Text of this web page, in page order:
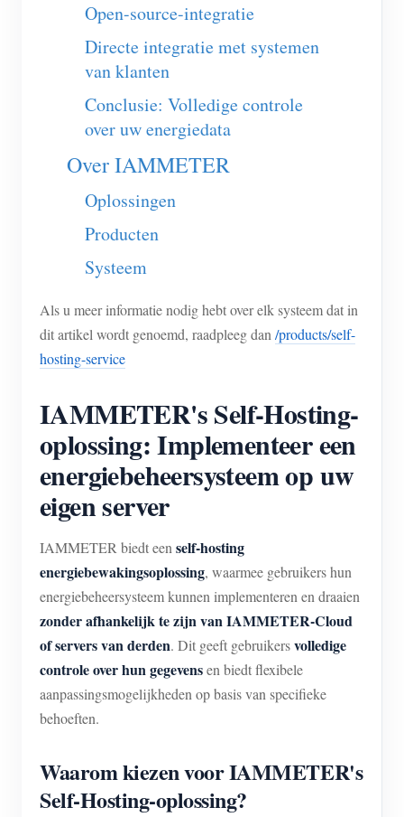
Site verkennen
PV-ranglijst
Open-source-integratie
Directe integratie met systemen
van klanten
Conclusie: Volledige controle
over uw energiedata
Over IAMMETER
Oplossingen
Producten
Systeem
Als u meer informatie nodig hebt over elk systeem dat in
dit artikel wordt genoemd, raadpleeg dan/products/self-
hosting-service
IAMMETER's Self-Hosting-
oplossing: Implementeer een
energiebeheersysteem op uw
eigen server
IAMMETER biedt eenself-hosting
energiebewakingsoplossing, waarmee gebruikers hun
energiebeheersysteem kunnen implementeren en draaien
zonder afhankelijk te zijn van IAMMETER-Cloud
of servers van derden. Dit geeft gebruikersvolledige
controle over hun gegevensen biedt flexibele
aanpassingsmogelijkheden op basis van specifieke
behoeften.
Waarom kiezen voor IAMMETER's
Self-Hosting-oplossing?